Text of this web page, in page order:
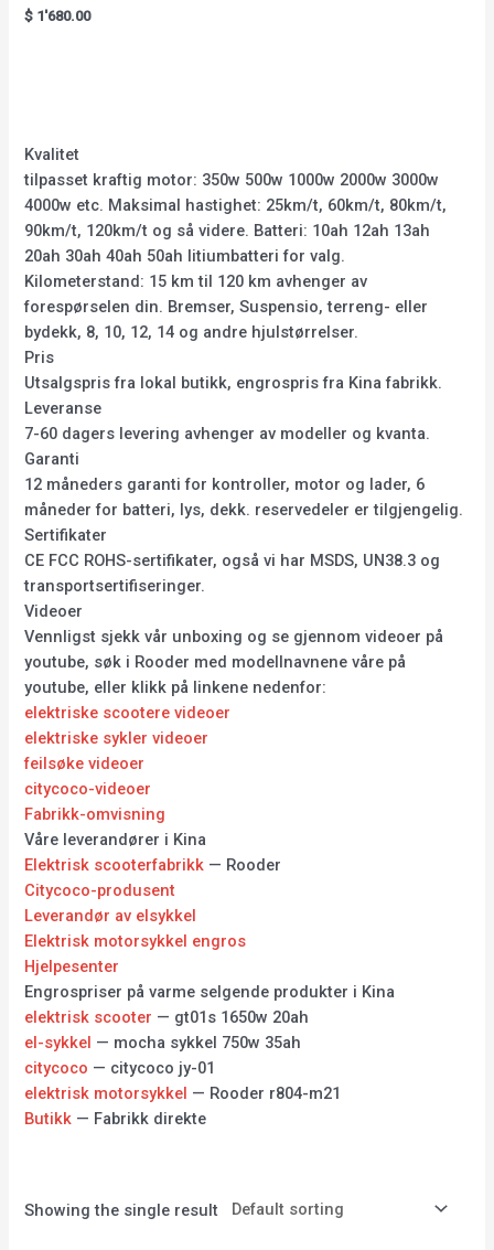
Rated
5.00
$ 1'680.00
Kvalitet
tilpasset kraftig motor: 350w 500w 1000w 2000w 3000w
4000w etc. Maksimal hastighet: 25km/t, 60km/t, 80km/t,
90km/t, 120km/t og så videre. Batteri: 10ah 12ah 13ah
20ah 30ah 40ah 50ah litiumbatteri for valg.
Kilometerstand: 15 km til 120 km avhenger av
forespørselen din. Bremser, Suspensio, terreng- eller
bydekk, 8, 10, 12, 14 og andre hjulstørrelser.
Pris
Utsalgspris fra lokal butikk, engrospris fra Kina fabrikk.
Leveranse
7-60 dagers levering avhenger av modeller og kvanta.
Garanti
12 måneders garanti for kontroller, motor og lader, 6
måneder for batteri, lys, dekk. reservedeler er tilgjengelig.
Sertifikater
CE FCC ROHS-sertifikater, også vi har MSDS, UN38.3 og
transportsertifiseringer.
Videoer
Vennligst sjekk vår unboxing og se gjennom videoer på
youtube, søk i Rooder med modellnavnene våre på
youtube, eller klikk på linkene nedenfor:
elektriske scootere videoer
elektriske sykler videoer
feilsøke videoer
citycoco-videoer
Fabrikk-omvisning
Våre leverandører i Kina
Elektrisk scooterfabrikk — Rooder
Citycoco-produsent
Leverandør av elsykkel
Elektrisk motorsykkel engros
Hjelpesenter
Engrospriser på varme selgende produkter i Kina
elektrisk scooter — gt01s 1650w 20ah
el-sykkel — mocha sykkel 750w 35ah
citycoco — citycoco jy-01
elektrisk motorsykkel — Rooder r804-m21
Butikk — Fabrikk direkte
Showing the single result